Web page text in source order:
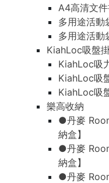
A4高清文
多用途活動
多用途活動
KiahLoc吸盤
KiahLoc吸
KiahLoc吸
KiahLoc吸
樂高收納
●丹麥
納盒】
●丹麥
納盒】
●丹麥